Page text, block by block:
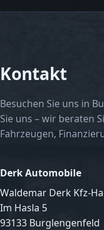
Kontakt
Besuchen Sie uns in
Sie uns – wir beraten
Fahrzeugen,
Derk Automobile
Waldemar Derk Kfz-
Im Hasla 5
93133 Burglengenfeld